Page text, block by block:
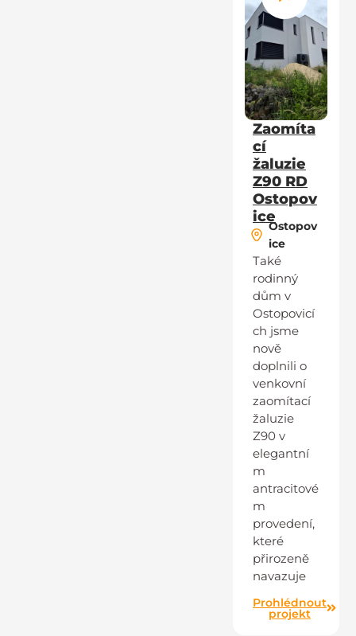
Zaomíta
cí
žaluzie
Z90 RD
Ostopov
ice
Ostopov
ice
Také
rodinný
dům v
Ostopovicí
ch jsme
nově
doplnili o
venkovní
zaomítací
žaluzie
Z90 v
elegantní
m
antracitové
m
provedení,
které
přirozeně
navazuje
Prohlédnout
projekt